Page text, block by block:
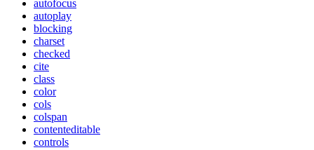
autofocus
autoplay
blocking
charset
checked
cite
class
color
cols
colspan
contenteditable
controls